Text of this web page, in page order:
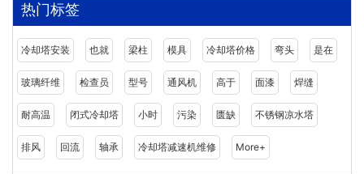
热门标签
冷却塔安装 也就 梁柱 模具 冷却塔价格 弯头 是在
玻璃纤维 检查员 型号 通风机 高于 面漆 焊缝
耐高温 闭式冷却塔 小时 污染 匮缺 不锈钢凉水塔
排风 回流 轴承 冷却塔减速机维修 More+